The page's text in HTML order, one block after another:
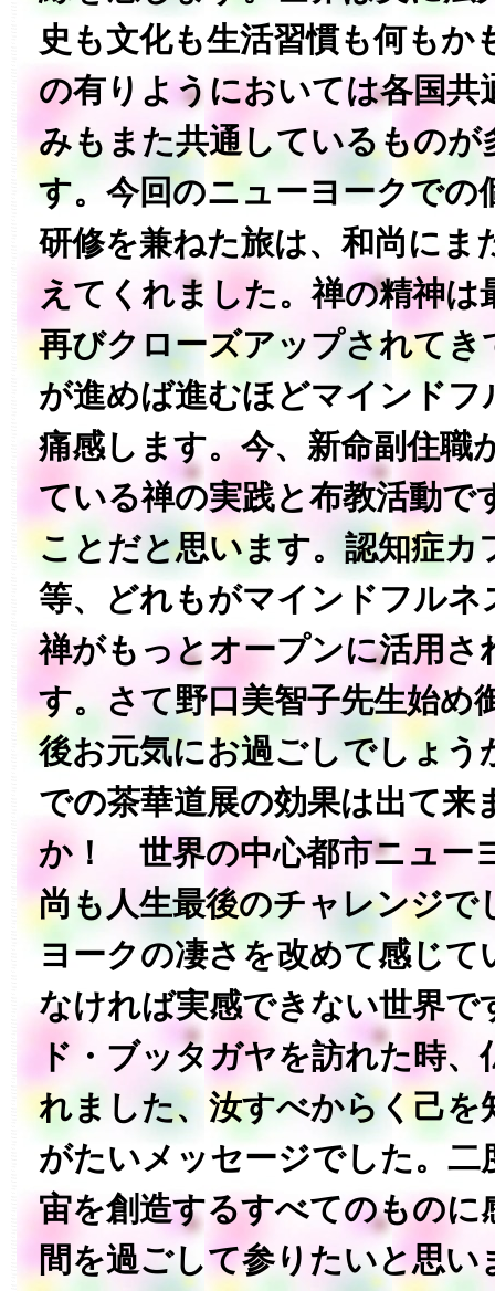
史も文化も生活習慣も何もか
の有りようにおいては各国共通です
みもまた共通しているものが
す。‏今回のニューヨークでの個展開催とその後の
研修を兼ねた旅は、和尚にま
えてくれました。‏禅の精神は最近、アメリカでも
再びクローズアップされてきてい
が進めば進むほどマインドフ
痛感します。‏今、新命副住職が色々と模索を始め
ている禅の実践と布教活動で
ことだと思います。認知症カ
等、どれもがマインドフルネ
禅がもっとオープンに活用さ
す。さて野口美智子先生始め
後お元気にお過ごしでしょ
での茶華道展の効果は出て来
か！ 世界の中心都市ニュー
尚も人生最後のチャレンジで
ヨークの凄さを改めて感じて
なければ実感できない世界です。‏仏教の聖
ド・ブッタガヤを訪れた時
れました、汝すべからく己を知
がたいメッセージでした。‏二度無い人生です。宇
宙を創造するすべてのものに
間を過ごして参りたいと思い